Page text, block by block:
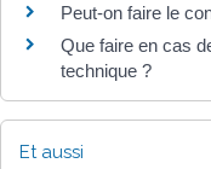
Peut-on faire le
Que faire en cas
technique ?
Et aussi